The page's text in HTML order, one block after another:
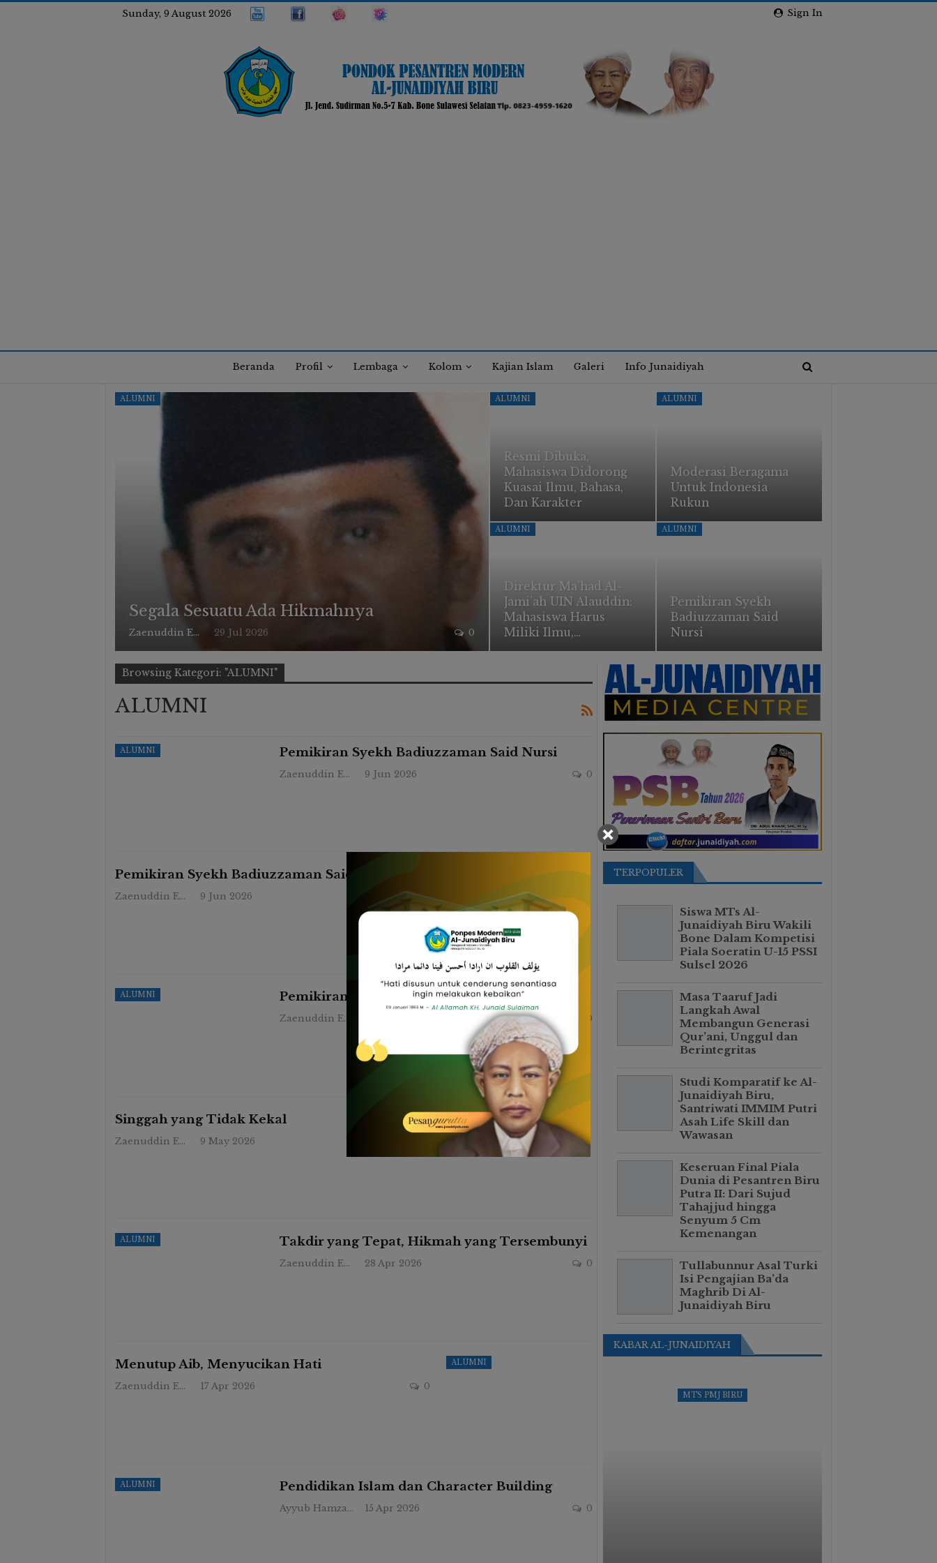
Sign In
Sunday, 9 August 2026
Beranda Profil Lembaga Kolom Kajian Islam Galeri Info Junaidiyah
ALUMNI
Segala Sesuatu Ada Hikmahnya
Zaenuddin Endy 29 Jul 2026 0
ALUMNI
Resmi Dibuka,
Mahasiswa Didorong
Kuasai Ilmu, Bahasa,
Dan Karakter
ALUMNI
Moderasi Beragama
Untuk Indonesia
Rukun
ALUMNI
Direktur Ma’had Al-
Jami’ah UIN Alauddin:
Mahasiswa Harus
Miliki Ilmu,…
ALUMNI
Pemikiran Syekh
Badiuzzaman Said
Nursi
Browsing Kategori: "ALUMNI"
ALUMNI
ALUMNI Pemikiran Syekh Badiuzzaman Said Nursi
Zaenuddin Endy 9 Jun 2026 0
Pemikiran Syekh Badiuzzaman Said Nursi
Zaenuddin Endy 9 Jun 2026 0
ALUMNI Pemikiran Syekh Badiuzzaman Said Nursi
Zaenuddin Endy 0
ALUMNI
Singgah yang Tidak Kekal
Zaenuddin Endy 9 May 2026
ALUMNI Takdir yang Tepat, Hikmah yang Tersembunyi
Zaenuddin Endy 28 Apr 2026 0
ALUMNI
Menutup Aib, Menyucikan Hati
Zaenuddin Endy 17 Apr 2026 0
ALUMNI Pendidikan Islam dan Character Building
Ayyub Hamzah 15 Apr 2026 0
TERPOPULER
Siswa MTs Al-
Junaidiyah Biru Wakili
Bone Dalam Kompetisi
Piala Soeratin U-15 PSSI
Sulsel 2026
Masa Taaruf Jadi
Langkah Awal
Membangun Generasi
Qur’ani, Unggul dan
Berintegritas
Studi Komparatif ke Al-
Junaidiyah Biru,
Santriwati IMMIM Putri
Asah Life Skill dan
Wawasan
Keseruan Final Piala
Dunia di Pesantren Biru
Putra II: Dari Sujud
Tahajjud hingga
Senyum 5 Cm
Kemenangan
Tullabunnur Asal Turki
Isi Pengajian Ba’da
Maghrib Di Al-
Junaidiyah Biru
KABAR AL-JUNAIDIYAH
MTS PMJ BIRU